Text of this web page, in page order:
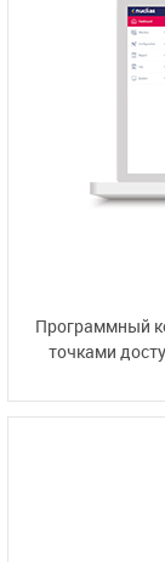
Программный
точками